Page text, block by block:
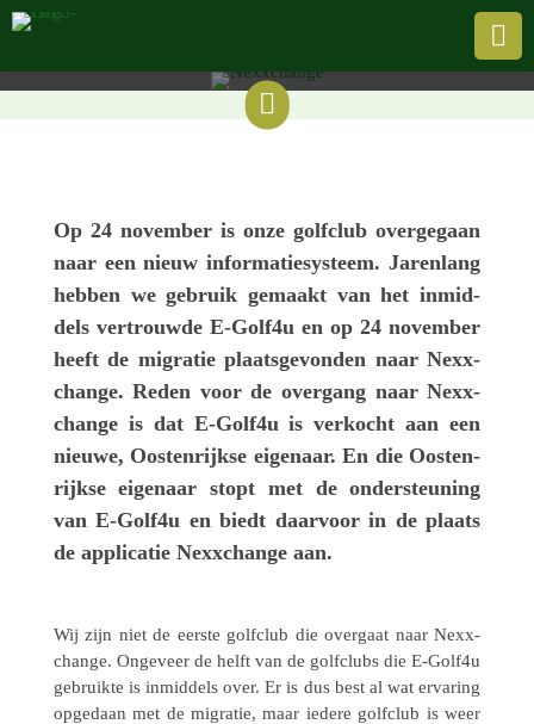


Op 24 novem­ber is onze golf­club over­ge­gaan
naar een nieuw infor­ma­tie­sys­teem. Jaren­lang
hebben we gebruik gemaakt van het inmid­
dels vertrouwde E‑Golf4u en op 24 novem­ber
heeft de migra­tie plaats­ge­von­den naar Nexx­
change. Reden voor de over­gang naar Nexx­
change is dat E‑Golf4u is verkocht aan een
nieuwe, Oosten­rijkse eige­naar. En die Oosten­
rijkse eige­naar stopt met de onder­steu­ning
van E‑Golf4u en biedt daar­voor in de plaats
de appli­ca­tie Nexx­change aan.
Wij zijn niet de eerste golf­club die over­gaat naar Nexx­
change. Onge­veer de helft van de golf­clubs die E‑Golf4u
gebruikte is inmid­dels over. Er is dus best al wat erva­ring
opge­daan met de migra­tie, maar iedere golf­club is weer